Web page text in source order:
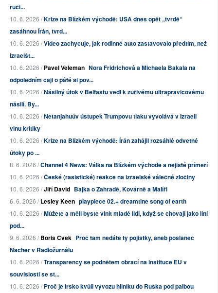
ruči...
10. 6. 2026 /Krize na Blízkém východě: USA dnes opět „tvrdě“
zasáhnou Írán, tvrd...
10. 6. 2026 /Video zachycuje, jak rodinné auto zastavovalo předtím, než
izraelšt...
10. 6. 2026 /Pavel Veleman Nora Fridrichová a Michaela Bakala na
odpoledním čaji o páté si pov...
10. 6. 2026 /Násilný útok v Belfastu vedl k zuřivému ultrapravicovému
násilí. By...
10. 6. 2026 /Netanjahuův ústupek Trumpovu tlaku vyvolává v Izraeli
vlnu kritiky
10. 6. 2026 /Krize na Blízkém východě: Írán zahájil rozsáhlé odvetné
útoky po ...
8. 6. 2026 /Channel 4 News: Válka na Blízkém východě a nejisté příměří
10. 6. 2026 /České (rasistické) reakce na izraelské válečné zločiny
10. 6. 2026 /Jiří David Bajka o Zahradě, Kovárně a Malíři
6. 6. 2026 /Lesley Keen playpiece 02.+ dreamtine song of earth
10. 6. 2026 /Můžete a měli byste vinit mladé lidi, když se chovají jako líní
pod...
9. 6. 2026 /Boris Cvek Proč tam nedáte ty pojistky, aneb poslanec
Nacher v Radiožurnálu
10. 6. 2026 /Transparency se podnětem obrací na instituce EU v
souvislosti se st...
10. 6. 2026 /Proč je Irsko kvůli vývozu hliníku do Ruska pod palbou